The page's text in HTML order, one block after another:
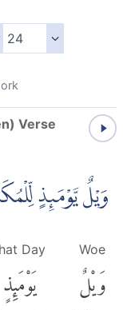
Verse
وَيْلٌ يَّوْمَىِٕذٍ
Woe
وَيْلٌ
Day
يَوْمَئِذٍ